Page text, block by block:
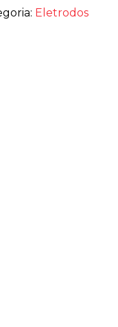
Eletrodos